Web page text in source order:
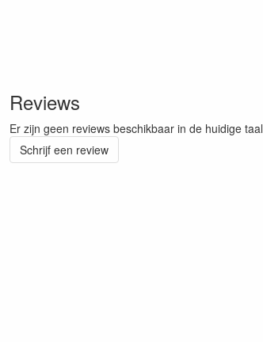
Reviews
Er zijn geen reviews beschikbaar in de huidige taal
Schrijf een review